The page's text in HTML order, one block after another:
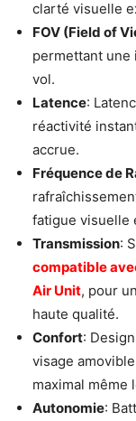
clarté visuelle
FOV (Field of
permettant une
vol.
Latence:
réactivité
accrue.
Fréquence de
fatigue visuelle
Transmission:
compatible
Air Unit, pour
haute qualité.
Confort:
visage
maximal même
Autonomie: